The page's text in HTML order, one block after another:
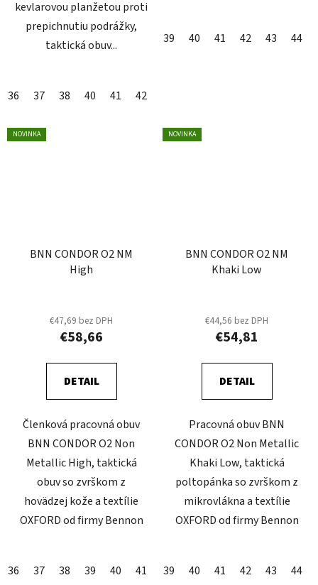
kevlarovou planžetou proti
prepichnutiu podrážky,
taktická obuv...
36 37 38 40 41 42
39 40 41 42 43 44
NOVINKA
BNN CONDOR O2 NM
High
€47,69 bez DPH
€58,66
DETAIL
Členková pracovná obuv
BNN CONDOR O2 Non
Metallic High, taktická
obuv so zvrškom z
hovädzej kože a textílie
OXFORD od firmy Bennon
36 37 38 39 40 41 42 43 44 45 46 47
NOVINKA
BNN CONDOR O2 NM
Khaki Low
€44,56 bez DPH
€54,81
DETAIL
Pracovná obuv BNN
CONDOR O2 Non Metallic
Khaki Low, taktická
poltopánka so zvrškom z
mikrovlákna a textílie
OXFORD od firmy Bennon
39 40 41 42 43 44